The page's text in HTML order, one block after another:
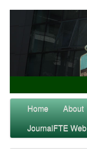
Home About
JournalFTE Web